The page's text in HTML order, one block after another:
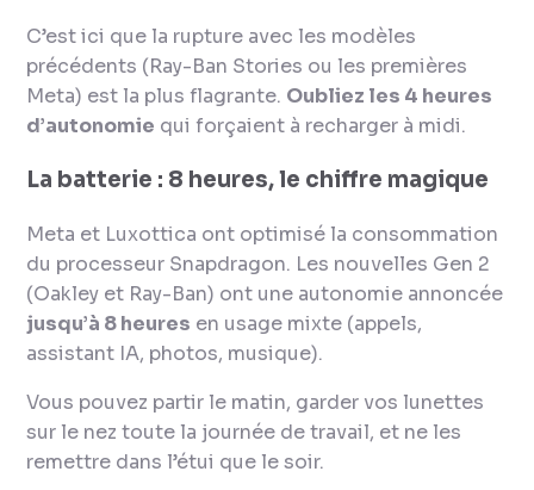
C’est ici que la rupture avec les modèles
précédents (Ray-Ban Stories ou les premières
Meta) est la plus flagrante. Oubliez les 4 heures
d’autonomie qui forçaient à recharger à midi.
La batterie : 8 heures, le chiffre magique
Meta et Luxottica ont optimisé la consommation
du processeur Snapdragon. Les nouvelles Gen 2
(Oakley et Ray-Ban) ont une autonomie annoncée
jusqu’à 8 heures en usage mixte (appels,
assistant IA, photos, musique).
Vous pouvez partir le matin, garder vos lunettes
sur le nez toute la journée de travail, et ne les
remettre dans l’étui que le soir.